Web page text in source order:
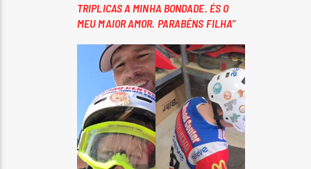
TRIPLICAS A MINHA BONDADE. ÉS O
MEU MAIOR AMOR. PARABÉNS FILHA”